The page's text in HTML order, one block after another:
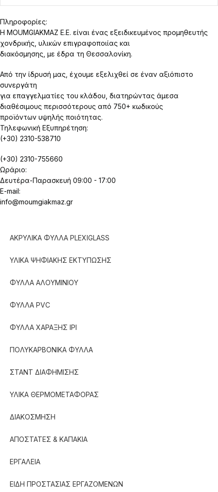
Πληροφορίες:
Η MOUMGIAKMAZ E.E. είναι ένας εξειδικευμένος προμηθευτής
χονδρικής, υλικών επιγραφοποιίας και
διακόσμησης, με έδρα τη Θεσσαλονίκη.
Από την ίδρυσή μας, έχουμε εξελιχθεί σε έναν αξιόπιστο
συνεργάτη
για επαγγελματίες του κλάδου, διατηρώντας άμεσα
διαθέσιμους περισσότερους από 750+ κωδικούς
προϊόντων υψηλής ποιότητας.
Τηλεφωνική Εξυπηρέτηση:
(+30) 2310-538710
(+30) 2310-755660
Ωράριο:
Δευτέρα-Παρασκευή 09:00 - 17:00
E-mail:
info@moumgiakmaz.gr
ΑΚΡΥΛΙΚΑ ΦΥΛΛΑ PLEXIGLASS
ΥΛΙΚΑ ΨΗΦΙΑΚΗΣ ΕΚΤΥΠΩΣΗΣ
ΦΥΛΛΑ ΑΛΟΥΜΙΝΙΟΥ
ΦΥΛΛΑ PVC
ΦΥΛΛΑ ΧΑΡΑΞΗΣ IPI
ΠΟΛΥΚΑΡΒΟΝΙΚΑ ΦΥΛΛΑ
ΣΤΑΝΤ ΔΙΑΦΗΜΙΣΗΣ
ΥΛΙΚΑ ΘΕΡΜΟΜΕΤΑΦΟΡΑΣ
ΔΙΑΚΟΣΜΗΣΗ
ΑΠΟΣΤΑΤΕΣ & ΚΑΠΑΚΙΑ
ΕΡΓΑΛΕΙΑ
ΕΙΔΗ ΠΡΟΣΤΑΣΙΑΣ ΕΡΓΑΖΟΜΕΝΩΝ